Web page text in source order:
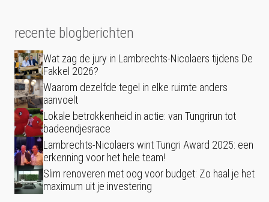
recente blogberichten
Wat zag de jury in Lambrechts-Nicolaers tijdens De
Fakkel 2026?
Waarom dezelfde tegel in elke ruimte anders
aanvoelt
Lokale betrokkenheid in actie: van Tungrirun tot
badeendjesrace
Lambrechts-Nicolaers wint Tungri Award 2025: een
erkenning voor het hele team!
Slim renoveren met oog voor budget: Zo haal je het
maximum uit je investering